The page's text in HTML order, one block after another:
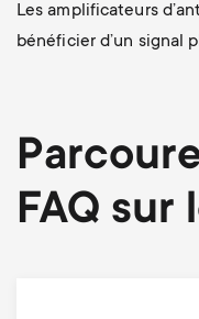
Les amplificateurs
bénéficier d’un signal
FAQ sur